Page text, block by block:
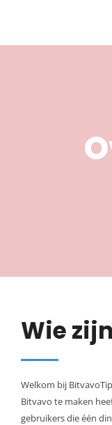
Wie
Welkom bij
Bitvavo te maken
gebruikers die één